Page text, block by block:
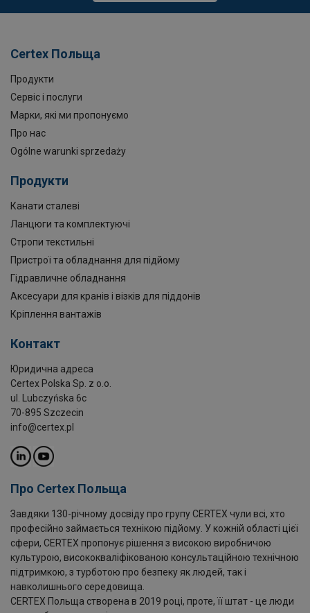
Certex Польща
Продукти
Сервіс і послуги
Марки, які ми пропонуємо
Про нас
Ogólne warunki sprzedaży
Продукти
Канати сталеві
Ланцюги та комплектуючі
Стропи текстильні
Пристрої та обладнання для підйому
Гідравличне обладнання
Аксесуари для кранів і візків для піддонів
Кріплення вантажів
Контакт
Юридична адреса
Certex Polska Sp. z o.o.
ul. Lubczyńska 6c
70-895 Szczecin
info@certex.pl
Про Certex Польща
Завдяки 130-річному досвіду про групу CERTEX чули всі, хто
професійно займається технікою підйому. У кожній області цієї
сфери, CERTEX пропонує рішення з високою виробничою
культурою, висококваліфікованою консультаційною технічною
підтримкою, з турботою про безпеку як людей, так і
навколишнього середовища.
CERTEX Польща створена в 2019 році, проте, її штат - це люди